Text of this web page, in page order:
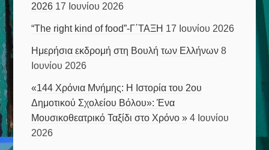
2026 17 Ιουνίου 2026
“The right kind of food”-Γ΄ΤΑΞΗ 17 Ιουνίου 2026
Ημερήσια εκδρομή στη Βουλή των Ελλήνων 8
Ιουνίου 2026
«144 Χρόνια Μνήμης: Η Ιστορία του 2ου
Δημοτικού Σχολείου Βόλου»: Ένα
Μουσικοθεατρικό Ταξίδι στο Χρόνο » 4 Ιουνίου
2026